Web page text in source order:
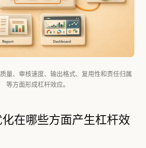
量、审核速度、输出格式、复用性和责任归属
等方面形成杠杆效应。
在哪些方面产生杠杆效